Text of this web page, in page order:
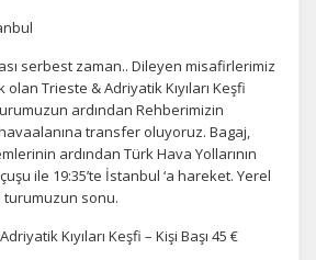
ve temel site işlevleri için
olmadan site düzgün çalışmaz ve
serbest zaman.. Dileyen misafirlerimiz
Trieste & Adriyatik Kıyıları Keşfi
ardından Rehberimizin
transfer oluyoruz. Bagaj,
ardından Türk Hava Yollarının
ile 19:35’te İstanbul ‘a hareket. Yerel
turumuzun sonu.
Kıyıları Keşfi – Kişi Başı 45 €